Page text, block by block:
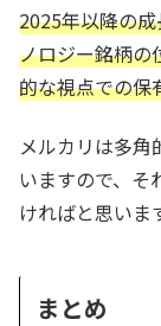
2025年以降の
ノロジー銘柄の
的な視点での保
メルカリは多角
いますので、そ
ければと思いま
まとめ